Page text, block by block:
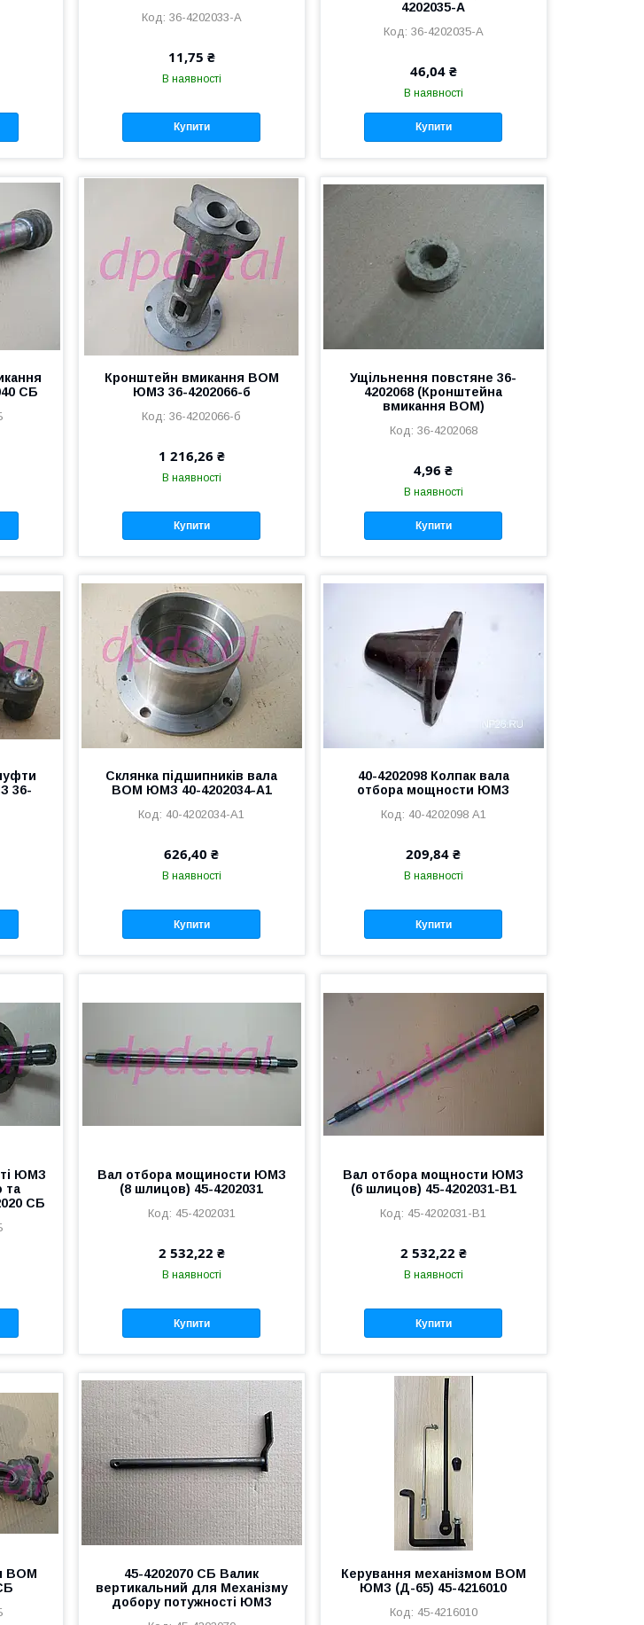
36-4202033-А
11,75 ₴
В наявності
Купити
4202035-А
36-4202035-А
46,04 ₴
В наявності
Купити
СБ
Кронштейн вмикання ВОМ
ЮМЗ 36-4202066-б
36-4202066-б
1 216,26 ₴
В наявності
Купити
Ущільнення повстяне 36-
4202068 (Кронштейна
вмикання ВОМ)
36-4202068
4,96 ₴
В наявності
Купити
36-
Склянка підшипників вала
ВОМ ЮМЗ 40-4202034-А1
40-4202034-А1
626,40 ₴
В наявності
Купити
40-4202098 Колпак вала
отбора мощности ЮМЗ
40-4202098 А1
209,84 ₴
В наявності
Купити
ЮМЗ
та
СБ
Вал отбора мощиности ЮМЗ
(8 шлицов) 45-4202031
45-4202031
2 532,22 ₴
В наявності
Купити
Вал отбора мощности ЮМЗ
(6 шлицов) 45-4202031-В1
45-4202031-В1
2 532,22 ₴
В наявності
Купити
ВОМ
45-4202070 СБ Валик
вертикальний для Механізму
добору потужності ЮМЗ
Керування механізмом ВОМ
ЮМЗ (Д-65) 45-4216010
45-4216010